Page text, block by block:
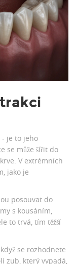
je to jeho
se může šířit do
V extrémních
jako je
posouvat do
s kousáním,
to trvá, tím těžší
se rozhodnete
zub, který vypadá,